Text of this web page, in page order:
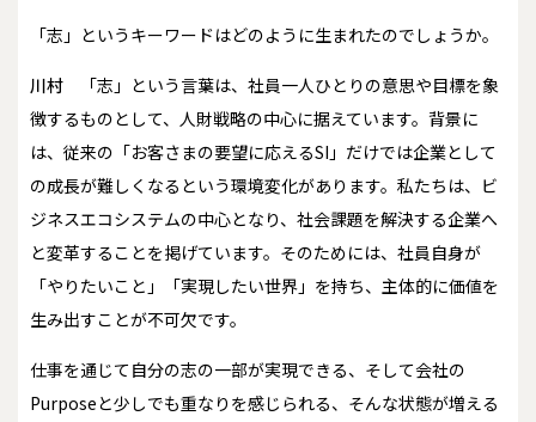
――「志」というキーワードはどのように生まれたのでしょうか。
川村
「志」という言葉は、社員一人ひとりの意思や目標を象
徴するものとして、人財戦略の中心に据えています。背景に
は、従来の「お客さまの要望に応えるSI」だけでは企業として
の成長が難しくなるという環境変化があります。私たちは、ビ
ジネスエコシステムの中心となり、社会課題を解決する企業へ
と変革することを掲げています。そのためには、社員自身が
「やりたいこと」「実現したい世界」を持ち、主体的に価値を
生み出すことが不可欠です。
仕事を通じて自分の志の一部が実現できる、そして会社の
Purposeと少しでも重なりを感じられる、そんな状態が増える